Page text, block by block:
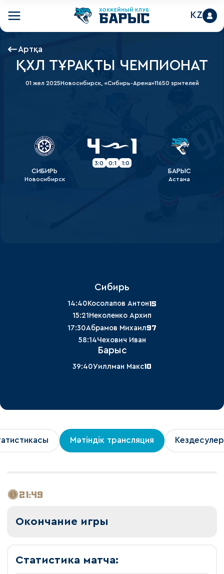
KZ
Артқа
ҚХЛ ТҰРАҚТЫ ЧЕМПИОНАТ
01 жел 2025Новосибирск, «Сибирь-Арена»11650 зрителей
СИБИРЬ
Новосибирск
4 1
3:0 0:1 1:0
БАРЫС
Астана
Сибирь
14:40 Косолапов Антон15
15:21 Неколенко Архип
17:30Абрамов Михаил97
58:14Чехович Иван
Барыс
39:40Уиллман Макс10
Мәтіндік трансляция
21:49
Окончание игры
Статистика матча: